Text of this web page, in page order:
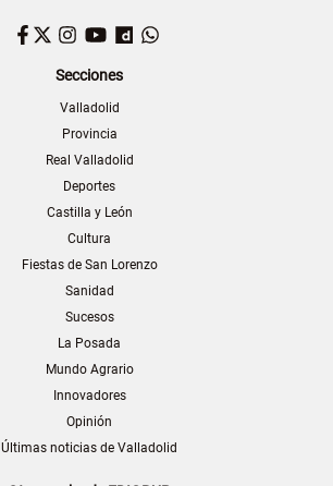
Facebook
TwitterInstagram
YouTubeDailymotion
Secciones
Valladolid
Provincia
Real Valladolid
Deportes
Castilla y León
Cultura
Fiestas de San Lorenzo
Sanidad
Sucesos
La Posada
Mundo Agrario
Innovadores
Opinión
Últimas noticias de Valladolid